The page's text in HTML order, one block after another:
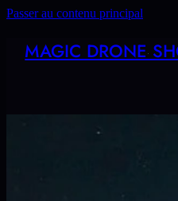
Passer au contenu principal
MAGIC DRONE